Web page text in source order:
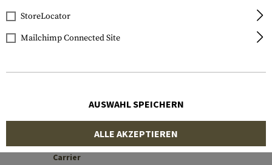
BLUE FORCE GEAR
PLATEminus 6 Plate
Carrier
BLUE FORCE GEAR
PLATEminus V2 Carrier
StoreLocator
Mailchimp Connected Site
AUSWAHL SPEICHERN
ALLE AKZEPTIEREN